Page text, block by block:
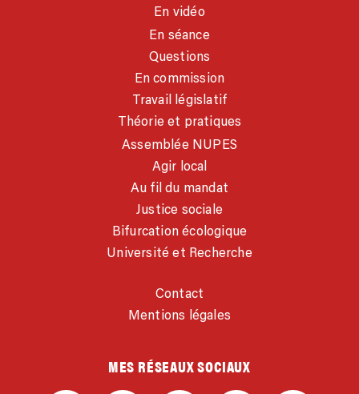
En vidéo
En séance
Questions
En commission
Travail législatif
Théorie et pratiques
Assemblée NUPES
Agir local
Au fil du mandat
Justice sociale
Bifurcation écologique
Université et Recherche
Contact
Mentions légales
MES RÉSEAUX SOCIAUX